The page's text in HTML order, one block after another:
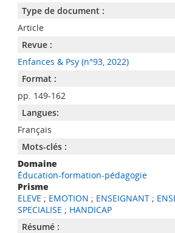
Type de document :
Article
Revue :
Enfances & Psy (n°93, 2022)
Format :
pp. 149-162
Langues:
Français
Mots-clés :
Domaine
Éducation-formation-pédagogie
Prisme
ELEVE ; EMOTION ; ENSEIGNANT;
SPECIALISE ; HANDICAP
Résumé :